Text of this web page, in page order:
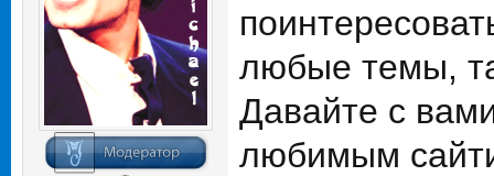
любые темы,
Давайте с
любимым